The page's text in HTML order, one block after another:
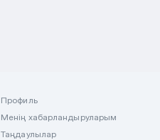
Профиль
Менің хабарландыруларым
Таңдаулылар